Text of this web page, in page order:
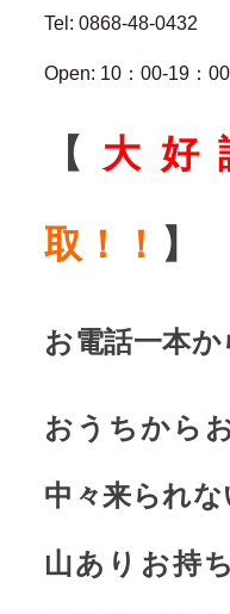
Tel: 0868-48-0432
Open: 10：00-19：00
【 大好
取！！ 】
お電話一本か
おうちから
中々来られ
山ありお持